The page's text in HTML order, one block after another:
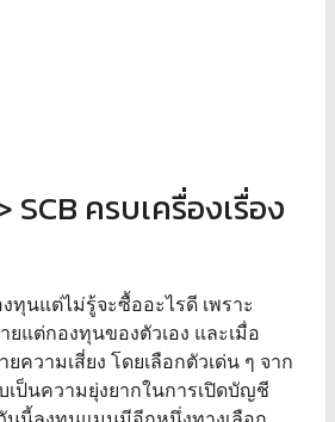
ครบเครื่องเรื่อง
ทุนแต่ไม่รู้จะซื้ออะไรดี เพราะ
ยแต่กองทุนของตัวเอง และเมื่อ
ความเสี่ยง โดยเลือกตัวเด่น ๆ จาก
เป็นความยุ่งยากในการเปิดบัญชี